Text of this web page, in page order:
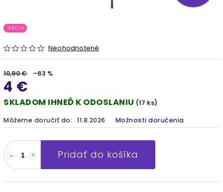
AKCIA
Neohodnotené
10,90 € –63 %
4 €
SKLADOM IHNEĎ K ODOSLANIU (17 ks)
Môžeme doručiť do: 11.8.2026 Možnosti doručenia
Pridať do košíka